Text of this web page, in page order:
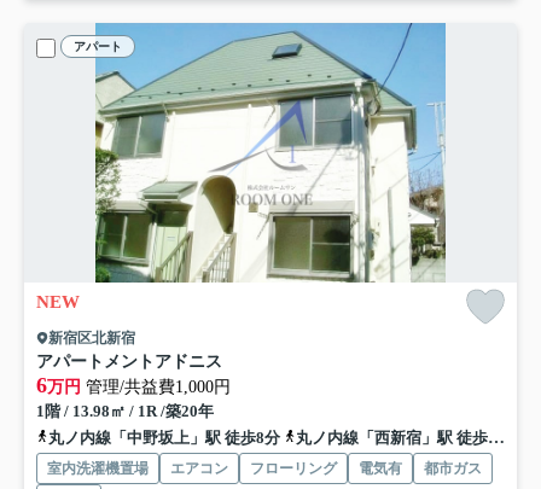
アパート
NEW
新宿区北新宿
アパートメントアドニス
6万円 管理/共益費1,000円
1階 / 13.98㎡ / 1R /築20年
丸ノ内線「中野坂上」駅 徒歩8分
丸ノ内線「西新宿」駅 徒歩7分
室内洗濯機置場 エアコン フローリング 電気有
都市ガス